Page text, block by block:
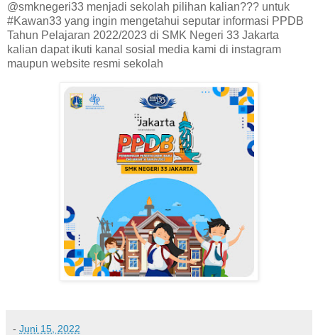
@smknegeri33 menjadi sekolah pilihan kalian??? untuk
#Kawan33 yang ingin mengetahui seputar informasi PPDB
Tahun Pelajaran 2022/2023 di SMK Negeri 33 Jakarta
kalian dapat ikuti kanal sosial media kami di instagram
maupun website resmi sekolah
- Juni 15, 2022